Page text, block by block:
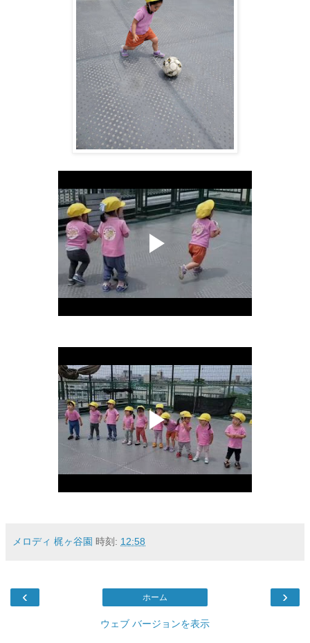
メロディ 梶ヶ谷園 時刻: 12:58
‹ ›
ホーム
ウェブ バージョンを表示